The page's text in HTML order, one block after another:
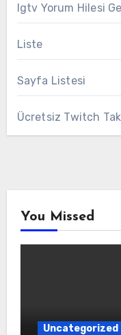
Igtv Yorum Hilesi
Liste
Sayfa Listesi
Ücretsiz Twitch
You Missed
Uncategorized